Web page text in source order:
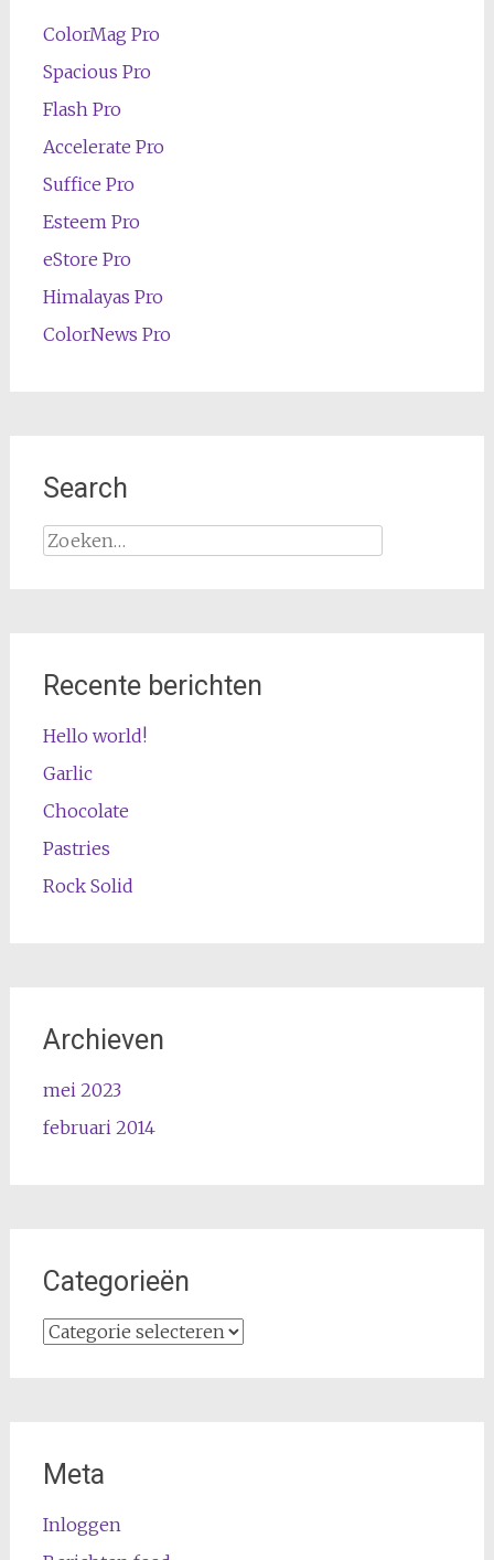
ColorMag Pro
Spacious Pro
Flash Pro
Accelerate Pro
Suffice Pro
Esteem Pro
eStore Pro
Himalayas Pro
ColorNews Pro
Search
Zoeken
naar:
Recente berichten
Hello world!
Garlic
Chocolate
Pastries
Rock Solid
Archieven
mei 2023
februari 2014
Categorieën
Categorieën
Meta
Inloggen